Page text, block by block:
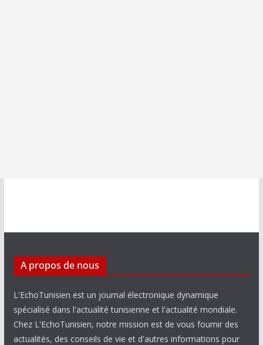
A propos de nous
L'EchoTunisien est un journal électronique dynamique
spécialisé dans l'actualité tunisienne et l'actualité mondiale.
Chez L'EchoTunisien, notre mission est de vous fournir des
actualités, des conseils de vie et d'autres informations pour